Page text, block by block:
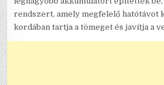
rendszert, amely megfelelő hatótávot
kordában tartja a tömeget és javítja a